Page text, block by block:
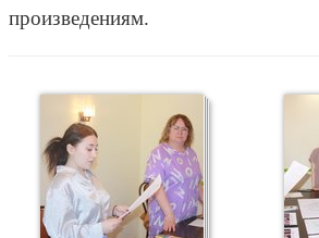
произведениям.